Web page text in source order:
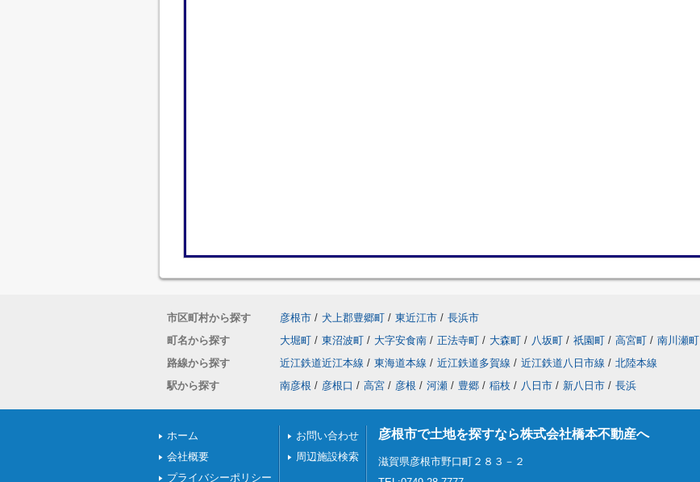
市区町村から探す 彦根市 / 犬上郡豊郷町 / 東近江市 / 長浜市
町名から探す
大堀町 / 東沼波町 / 大字安食南 / 正法寺町 / 大森町 / 八坂町 / 祇園町 / 高宮町 / 南川瀬町
路線から探す
近江鉄道近江本線 / 東海道本線 / 近江鉄道多賀線 / 近江鉄道八日市線 / 北陸本線
駅から探す
南彦根 / 彦根口 / 高宮 / 彦根 / 河瀬 / 豊郷 / 稲枝 / 八日市 / 新八日市 / 長浜
ホーム
会社概要
プライバシーポリシー
お問い合わせ
周辺施設検索
彦根市で土地を探すなら株式会社橋本不動産へ
滋賀県彦根市野口町２８３－２